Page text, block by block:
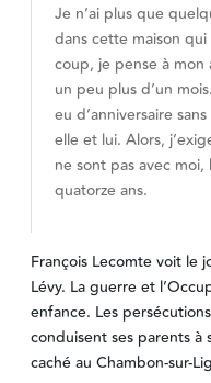
Je n’ai plus que
dans cette maison
coup, je pense à mon
un peu plus d’un
eu d’anniversaire
elle et lui. Alors,
ne sont pas avec moi,
quatorze ans.
François Lecomte voit le
Lévy. La guerre et
enfance. Les
conduisent ses parents à
caché au Chambon-sur-